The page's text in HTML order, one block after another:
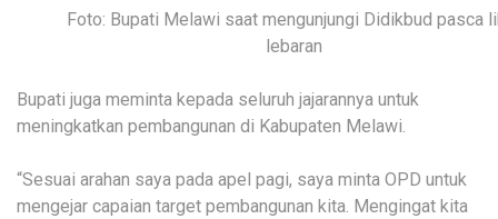
Foto: Bupati Melawi saat mengunjungi Didikbud pasca
lebaran
Bupati juga meminta kepada seluruh jajarannya untuk
meningkatkan pembangunan di Kabupaten Melawi.
“Sesuai arahan saya pada apel pagi, saya minta OPD untuk
mengejar capaian target pembangunan kita. Mengingat kita